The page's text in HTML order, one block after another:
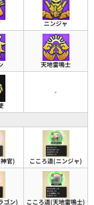
ニンジャ
天地雷鳴士
-
官) こころ道(ニンジャ)
ゴン) こころ道(天地雷鳴士)